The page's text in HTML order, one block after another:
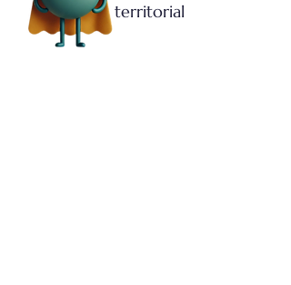
territorial